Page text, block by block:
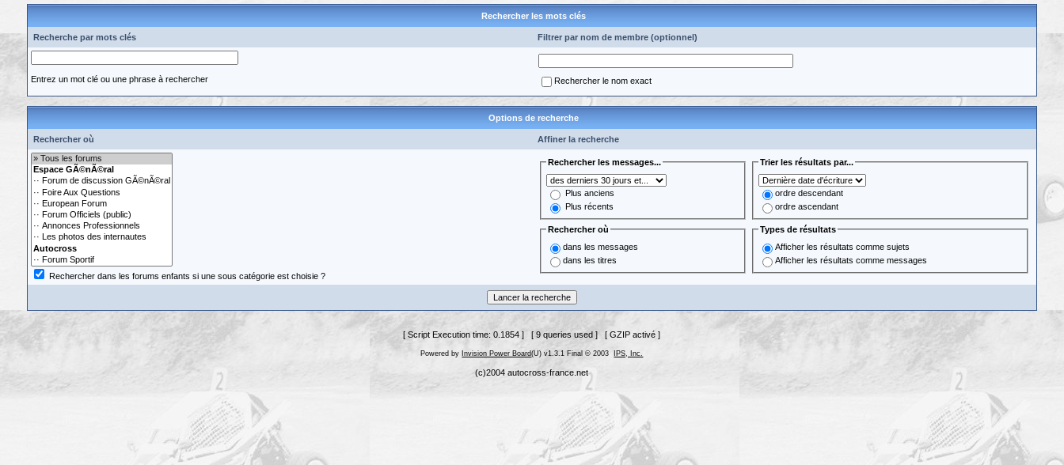
Rechercher les mots clés
Recherche par mots clés Filtrer par nom de membre (optionnel)
Entrez un mot clé ou une phrase à rechercher Rechercher le nom exact
Options de recherche
Rechercher où Affiner la recherche
Rechercher dans les forums enfants si une sous catégorie est choisie ?
Rechercher les messages...
Plus anciens
Plus récents
Trier les résultats par...
ordre descendant
ordre ascendant
Rechercher où
dans les messages
dans les titres
Types de résultats
Afficher les résultats comme sujets
Afficher les résultats comme messages
[ Script Execution time: 0.1854 ] [ 9 queries used ] [ GZIP activé ]
Powered by Invision Power Board(U) v1.3.1 Final © 2003 IPS, Inc.
(c)2004 autocross-france.net